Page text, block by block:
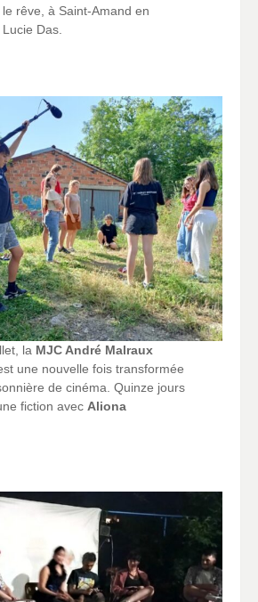
rêve, à Saint-Amand en
Das.
la MJC André Malraux
une nouvelle fois transformée
de cinéma. Quinze jours
fiction avecAliona